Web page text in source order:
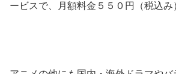
ービスで、月額料金５５０円（税込み